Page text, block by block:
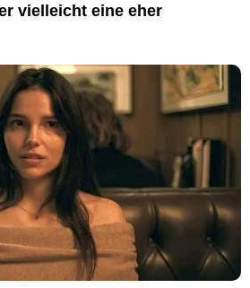
vielleicht eine eher